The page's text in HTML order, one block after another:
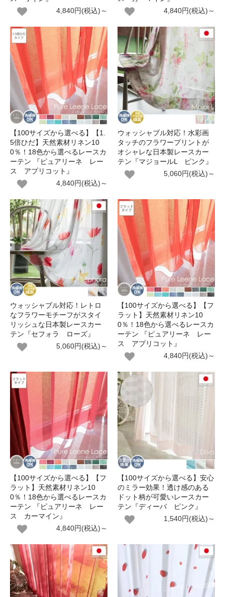
4,840円(税込)～
4,840円(税込)～
【100サイズから選べる】【1.
5倍ひだ】天然素材リネン10
0％！18色から選べるレースカ
ーテン 『ピュアリーネ レー
ス アプリコット』
4,840円(税込)～
ウォッシャブル対応！水彩画
タッチのフラワープリントが
オシャレな日本製レースカー
テン『マジョールL ピンク』
5,060円(税込)～
ウォッシャブル対応！レトロ
なフラワーモチーフがスタイ
リッシュな日本製レースカー
テン『セフォラ ローズ』
5,060円(税込)～
【100サイズから選べる】【フ
ラット】天然素材リネン10
0％！18色から選べるレースカ
ーテン 『ピュアリーネ レー
ス アプリコット』
4,840円(税込)～
【100サイズから選べる】【フ
ラット】天然素材リネン10
0％！18色から選べるレースカ
ーテン 『ピュアリーネ レー
ス カーマイン』
4,840円(税込)～
【100サイズから選べる】安心
のミラー効果！透け感のある
ドット柄が可愛いレースカー
テン『ディーバ ピンク』
1,540円(税込)～